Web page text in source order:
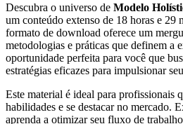
Descubra o universo de Modelo
um conteúdo extenso de 18 horas e 29
formato de download oferece um
metodologias e práticas que definem a
oportunidade perfeita para você que
estratégias eficazes para impulsionar
Este material é ideal para profissionais
habilidades e se destacar no mercado.
aprenda a otimizar seu fluxo de